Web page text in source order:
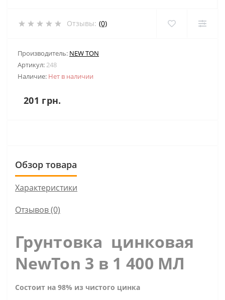
Отзывы: (0)
Производитель: NEW TON
Артикул:248
Наличие: Нет в наличии
201 грн.
Обзор товара
Характеристики
Отзывов (0)
Грунтовка цинковая
NewTon 3 в 1 400 МЛ
Состоит на 98% из чистого цинка